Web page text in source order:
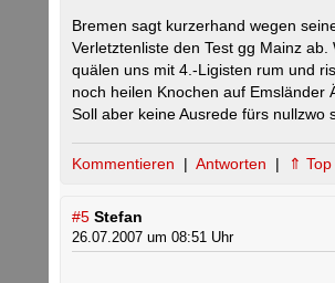
Bremen sagt kurzerhand wegen
Verletztenliste den Test gg Mainz ab.
quälen uns mit 4.-Ligisten rum und
noch heilen Knochen auf Emsländer
Soll aber keine Ausrede fürs nullzwo
Kommentieren | Antworten | ⇑ Top
#5 Stefan
26.07.2007 um 08:51 Uhr